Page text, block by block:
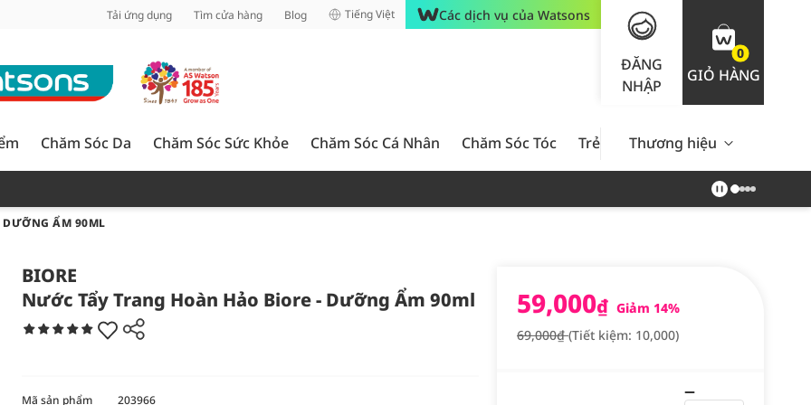
Tải ứng dụng Tìm cửa hàng Blog Tiếng Việt Các dịch vụ của Watsons
ĐĂNG
NHẬP
0
GIỎ HÀNG
Chăm Sóc Da Chăm Sóc Sức Khỏe Chăm Sóc Cá Nhân Chăm Sóc Tóc Trẻ Em Nam Giới Chăm Sóc
Thương hiệu
DƯỠNG ẨM 90ML
BIORE
Nước Tẩy Trang Hoàn Hảo Biore - Dưỡng Ẩm 90ml
59,000₫ Giảm 14%
69,000₫(Tiết kiệm: 10,000)
Mã sản phẩm 203966